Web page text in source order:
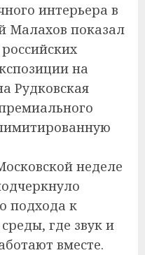
интерьера в
Малахов показал
на
Рудковская
неделе
подхода к
где звук и
вместе.